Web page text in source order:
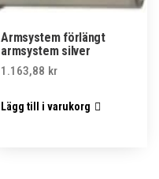
Armsystem förlängt
armsystem silver
1.163,88 kr
Lägg till i varukorg